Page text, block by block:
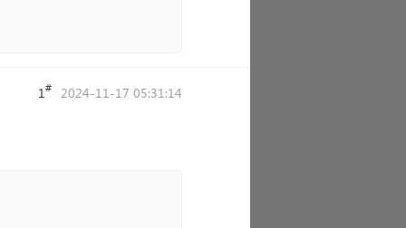
1# 2024-11-17 05:31:14